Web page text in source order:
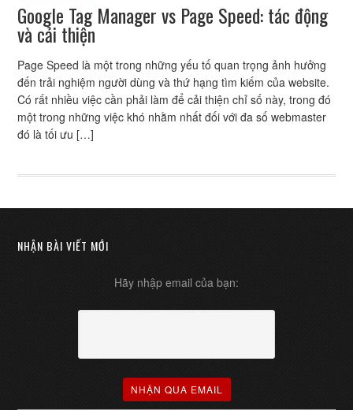
Google Tag Manager vs Page Speed: tác động
và cải thiện
Page Speed là một trong những yếu tố quan trọng ảnh hưởng
đến trải nghiệm người dùng và thứ hạng tìm kiếm của website.
Có rất nhiều việc cần phải làm để cải thiện chỉ số này, trong đó
một trong những việc khó nhằm nhất đối với đa số webmaster
đó là tối ưu […]
NHẬN BÀI VIẾT MỚI
Hãy nhập email của bạn: